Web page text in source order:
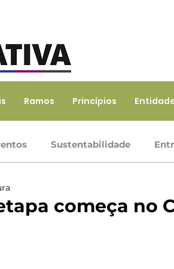
Ramos Princípios
Sustentabilidade
Consumo
começa no